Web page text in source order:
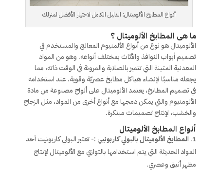
أنواع المطابخ الألوميتال: الدليل الكامل لاختيار الأفضل لمنزلك
ما هى المطابخ الألوميتال ؟
الألوميتال هو نوع من أنواع الألمنيوم المعالج والمستخدم في
تصميم أبواب النوافذ والأثاث بمختلف أنواعه. وهو من المواد
المعدنية المتينة التي تتميز بالصلابة والمرونة في الوقت ذاته، مما
يجعله مناسبًا لإنشاء هياكل مطابخ عصريّة وقوية. عند استخدامه
في تصميم المطابخ، يعتمد الألوميتال على ألواح مصنوعة من مادة
الألومنيوم والتي يمكن دمجها مع أنواع أخرى من المواد، مثل الزجاج
والخشب، لإنتاج تصميمات مبتكرة.
أنواع المطابخ الألوميتال
المطابخ الألوميتال بالبولي كاربونيي :- تعتبر البولي كاربونيت أحد
المواد الحديثة التي يتم استخدامها بالتوازي مع الألوميتال لإنتاج
مظهر أنيق وعصري.